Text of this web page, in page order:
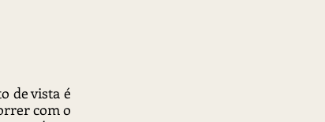
de vista é
com o